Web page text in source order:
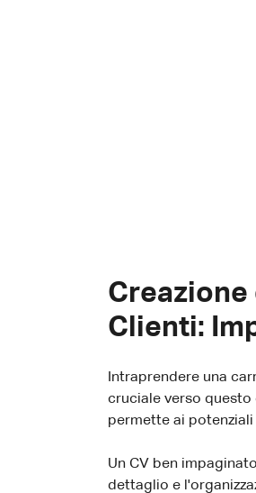
Clienti:
Intraprendere una
cruciale verso
permette ai
Un CV ben
dettaglio e